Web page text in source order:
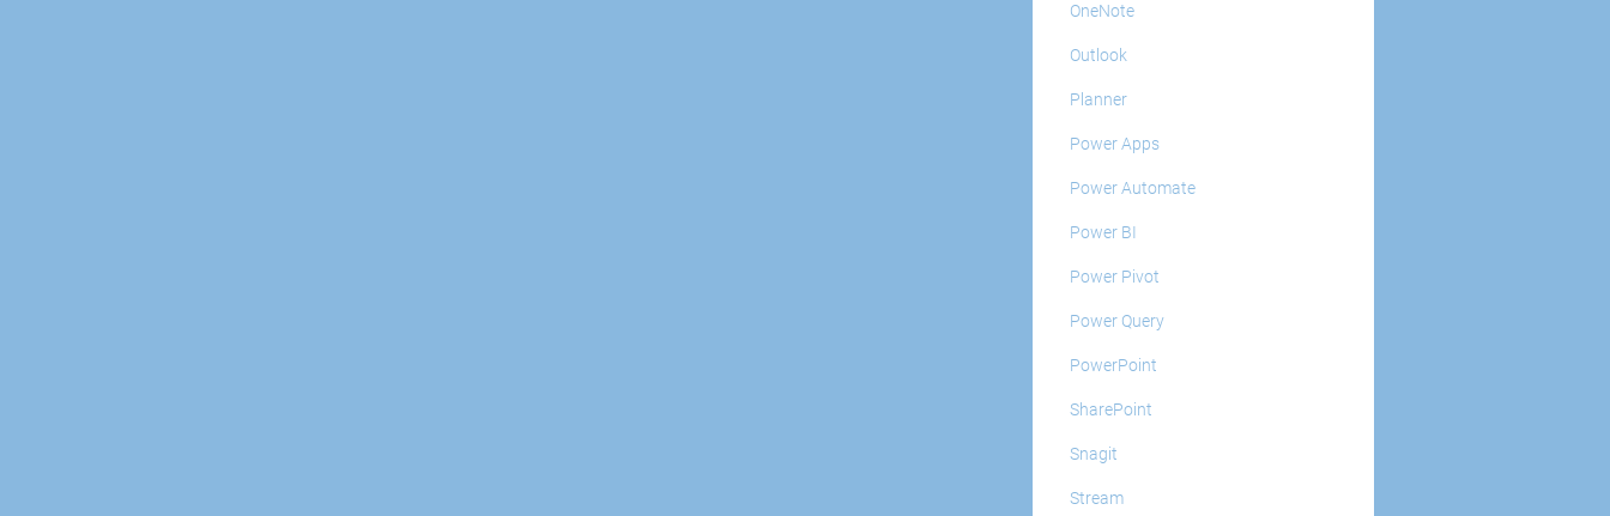
OneNote
Outlook
Planner
Power Apps
Power Automate
Power BI
Power Pivot
Power Query
PowerPoint
SharePoint
Snagit
Stream